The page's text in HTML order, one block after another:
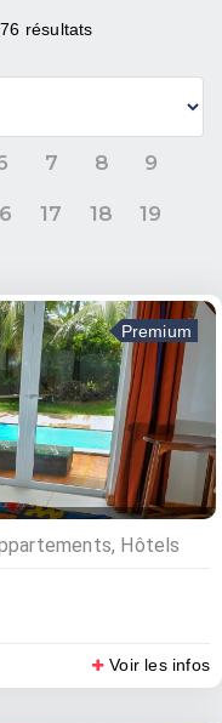
résultats
7 8 9
17 18 19
Premium
Hôtels
Voir les infos